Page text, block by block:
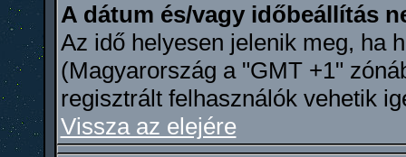
A dátum és/vagy időbeállítás
Az idő helyesen jelenik meg, ha
(Magyarország a "GMT +1"
regisztrált felhasználók vehetik
Vissza az elejére